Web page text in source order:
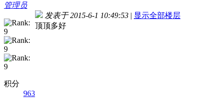
管理员
积分
963
发表于 2015-6-1 10:49:53 | 显示全部楼层
顶顶多好